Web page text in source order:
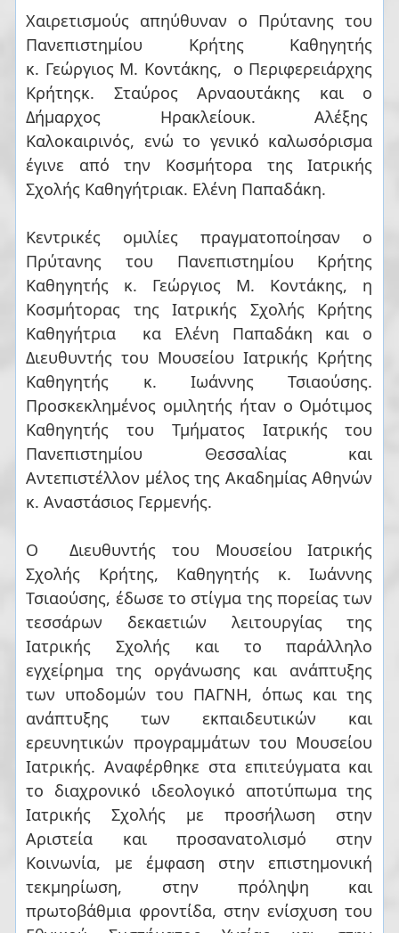
Χαιρετισμούς απηύθυναν ο Πρύτανης του
Πανεπιστημίου Κρήτης Καθηγητής
κ. Γεώργιος Μ. Κοντάκης, ο Περιφερειάρχης
Κρήτηςκ. Σταύρος Αρναουτάκης και ο
Δήμαρχος Ηρακλείουκ. Αλέξης
Καλοκαιρινός, ενώ το γενικό καλωσόρισμα
έγινε από την Κοσμήτορα της Ιατρικής
Σχολής Καθηγήτριακ. Ελένη Παπαδάκη.
Κεντρικές ομιλίες πραγματοποίησαν ο
Πρύτανης του Πανεπιστημίου Κρήτης
Καθηγητής κ. Γεώργιος Μ. Κοντάκης, η
Κοσμήτορας της Ιατρικής Σχολής Κρήτης
Καθηγήτρια κα Ελένη Παπαδάκη και ο
Διευθυντής του Μουσείου Ιατρικής Κρήτης
Καθηγητής κ. Ιωάννης Τσιαούσης.
Προσκεκλημένος ομιλητής ήταν ο Ομότιμος
Καθηγητής του Τμήματος Ιατρικής του
Πανεπιστημίου Θεσσαλίας και
Αντεπιστέλλον μέλος της Ακαδημίας Αθηνών
κ. Αναστάσιος Γερμενής.
Ο Διευθυντής του Μουσείου Ιατρικής
Σχολής Κρήτης, Καθηγητής κ. Ιωάννης
Τσιαούσης, έδωσε το στίγμα της πορείας των
τεσσάρων δεκαετιών λειτουργίας της
Ιατρικής Σχολής και το παράλληλο
εγχείρημα της οργάνωσης και ανάπτυξης
των υποδομών του ΠΑΓΝΗ, όπως και της
ανάπτυξης των εκπαιδευτικών και
ερευνητικών προγραμμάτων του Μουσείου
Ιατρικής. Αναφέρθηκε στα επιτεύγματα και
το διαχρονικό ιδεολογικό αποτύπωμα της
Ιατρικής Σχολής με προσήλωση στην
Αριστεία και προσανατολισμό στην
Κοινωνία, με έμφαση στην επιστημονική
τεκμηρίωση, στην πρόληψη και
πρωτοβάθμια φροντίδα, στην ενίσχυση του